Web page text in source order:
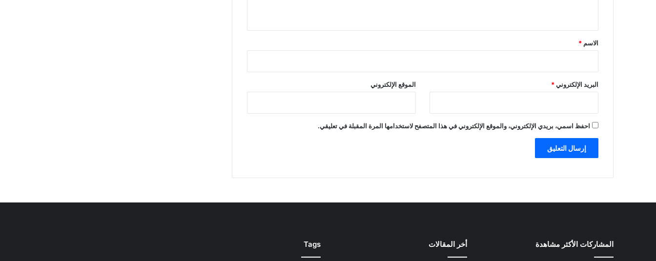
*
الاسم *
البريد الإلكتروني* الموقع الإلكتروني
احفظ اسمي، بريدي الإلكتروني، والموقع الإلكتروني في هذا المتصفح لاستخدامها المرة المقبلة في تعليقي.
المشاركات الأكثر مشاهدة أخر المقالات Tags